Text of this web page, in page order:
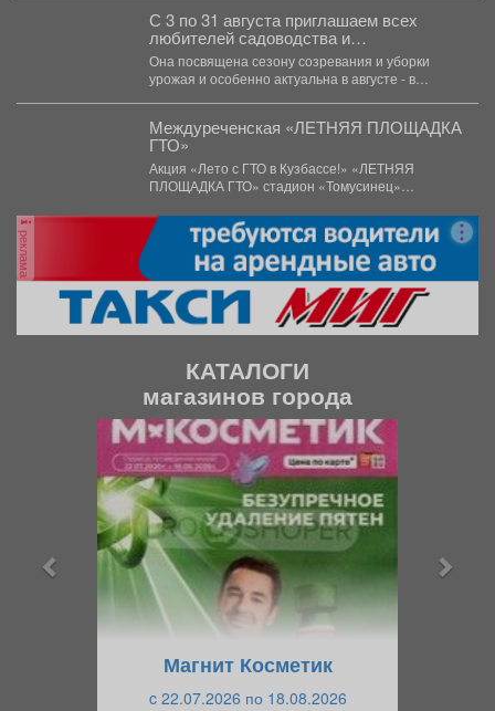
С 3 по 31 августа приглашаем всех
любителей садоводства и
огородничества в библиотеку
«Молодежная» на книжную выставку
«Ваш урожайный участок»!
Она посвящена сезону созревания и уборки
урожая и особенно актуальна в августе - в
Междуреченская «ЛЕТНЯЯ ПЛОЩАДКА
ГТО»
Акция «Лето с ГТО в Кузбассе!» «ЛЕТНЯЯ
ПЛОЩАДКА ГТО» стадион «Томусинец»
реклама
КАТАЛОГИ
магазинов города
Магнит Косметик
c 22.07.2026 по 18.08.2026